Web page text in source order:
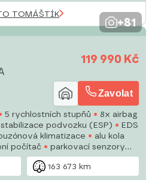
TOMÁŠTÍK
+81
119 990 Kč
Zavolat
5 rychlostních stupňů
8x airbag
stabilizace podvozku (ESP)
EDS
klimatizace
alu kola
počítač
parkovací senzory
zadní
parkovací asistent
163 673 km